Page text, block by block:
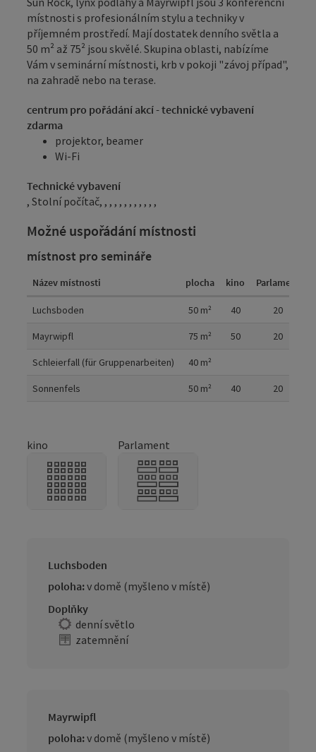
místnosti s profesionálním stylu a techniky v
příjemném prostředí. Mají dostatek denního světla a
50 m² až 75² jsou skvělé. Skupina oblasti, nabízíme
Vám v seminární místnosti, krb v pokoji "závoj případ",
na zahradě nebo na terase.
centrum pro pořádání akcí - technické vybavení
zdarma
projektor, beamer
Wi-Fi
Technické vybavení
, Stolní počítač, , , , , , , , , , , ,
Možné uspořádání místnosti
místnost pro semináře
Název místnosti plocha kino Parlament
Luchsboden 50 m² 40 20
Mayrwipfl 75 m² 50 20
Schleierfall (für Gruppenarbeiten) 40 m²
Sonnenfels 50 m² 40 20
kino Parlament
Luchsboden
poloha:v domě (myšleno v místě)
Doplňky
denní světlo
zatemnění
Mayrwipfl
poloha:v domě (myšleno v místě)